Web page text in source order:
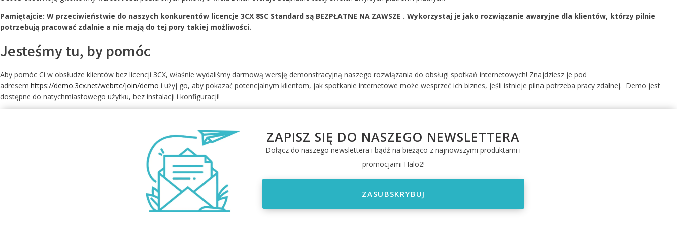
UTRZYMANIE I SERWIS
rozwiązanie.
zarządzanie rezerwacjami.
INFOLINIA 24/7 Z SLA
SMS DLA 3CX
DEWELOPER
CZYTAJ WIĘCEJ
Pamiętajcie: W przeciwieństwie do naszych konkurentów licencje 3CX 8SC Standard są BEZPŁATNE NA ZAWSZE . Wykorzystaj je jako rozwiązanie awaryjne dla klientów, którzy pilnie
potrzebują pracować zdalnie a nie mają do tej pory takiej możliwości.
Jesteśmy tu, by pomóc
Aby pomóc Ci w obsłudze klientów bez licencji 3CX, właśnie wydaliśmy darmową wersję demonstracyjną naszego rozwiązania do obsługi spotkań internetowych! Znajdziesz je pod
adresem https://demo.3cx.net/webrtc/join/demo i użyj go, aby pokazać potencjalnym klientom, jak spotkanie internetowe może wesprzeć ich biznes, jeśli istnieje pilna potrzeba pracy zdalnej. Demo jest
dostępne do natychmiastowego użytku, bez instalacji i konfiguracji!
ZAPISZ SIĘ DO NASZEGO NEWSLETTERA
Dołącz do naszego newslettera i bądź na bieżąco z najnowszymi produktami i
promocjami Halo2!
ZASUBSKRYBUJ